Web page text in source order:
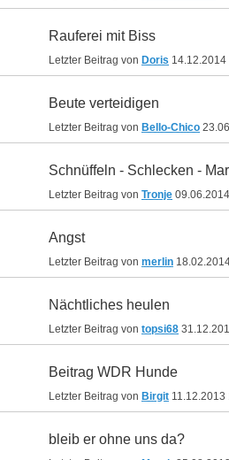
Rauferei mit Biss
Letzter Beitrag von Doris 14.12.2014
Beute verteidigen
Letzter Beitrag von Bello-Chico
Schnüffeln - Schlecken -
Letzter Beitrag von Tronje 09.06.2014
Angst
Letzter Beitrag von merlin
Nächtliches heulen
Letzter Beitrag von topsi68
Beitrag WDR Hunde
Letzter Beitrag von Birgit 11.12.2013
bleib er ohne uns da?